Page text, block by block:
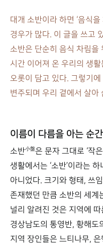
대개 소반이라 하면 ‘음식
경우가 많다. 이 글을 쓰고
소반은 단순히 음식 차림을
시간 이어져 온 우리의 생
오롯이 담고 있다. 그렇기
변주되며 우리 곁에서 살아
이름이 다름을 아는 순
소반小盤은 문자 그대로 ‘작
생활에서는 ‘소반’이라는
아니었다. 크기와 형태, 쓰
존재했던 만큼 소반의 세계
널리 알려진 것은 지역에
경상남도의 통영반, 황해도
지역 장인들은 느티나무,